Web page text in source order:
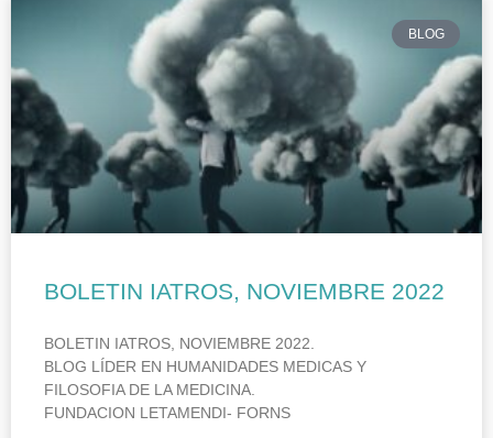
BLOG
BOLETIN IATROS, NOVIEMBRE 2022
BOLETIN IATROS, NOVIEMBRE 2022.
BLOG LÍDER EN HUMANIDADES MEDICAS Y
FILOSOFIA DE LA MEDICINA.
FUNDACION LETAMENDI- FORNS